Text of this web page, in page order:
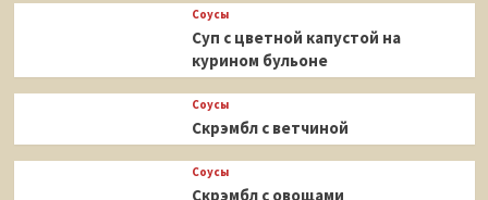
Соусы
Суп с цветной капустой на
курином бульоне
Соусы
Скрэмбл с ветчиной
Соусы
Скрэмбл с овощами